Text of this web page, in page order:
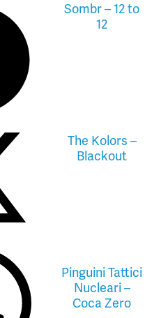
Sombr – 12 to
12
The Kolors –
Blackout
Pinguini Tattici
Nucleari –
Coca Zero